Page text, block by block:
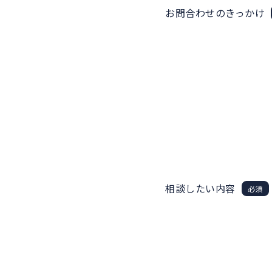
お問合わせのきっかけ
相談したい内容 必須